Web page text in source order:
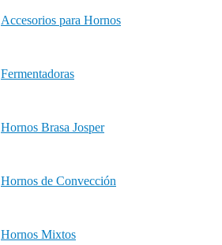
Accesorios para Hornos
Fermentadoras
Hornos Brasa Josper
Hornos de Convección
Hornos Mixtos